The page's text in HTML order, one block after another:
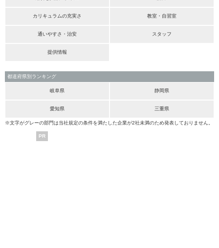
カリキュラムの充実さ 教室・自習室
通いやすさ・治安 スタッフ
提供情報
都道府県別ランキング
岐阜県 静岡県
愛知県 三重県
※文字がグレーの部門は当社規定の条件を満たした企業が2社未満のため発表しておりません。
PR